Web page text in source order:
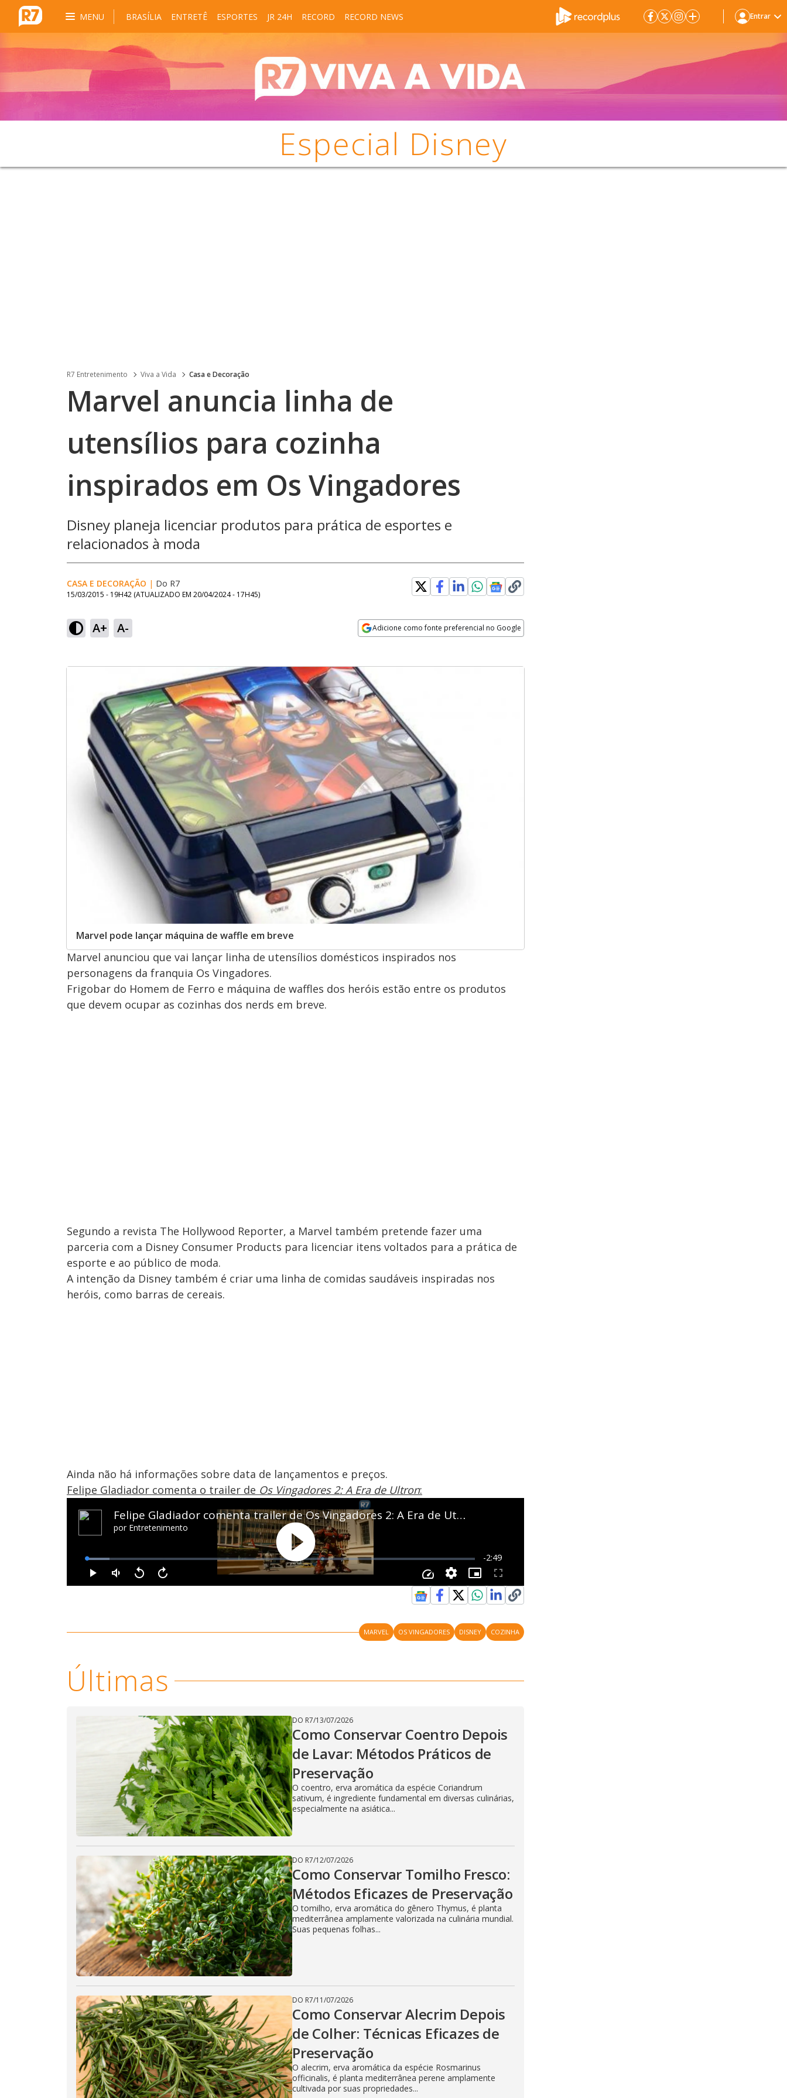
MENU BRASÍLIA ENTRETÊ ESPORTES JR 24H RECORD RECORD NEWS Entrar
Especial Disney
R7 Entretenimento Viva a Vida Casa e Decoração
Marvel anuncia linha de
utensílios para cozinha
inspirados em Os Vingadores
Disney planeja licenciar produtos para prática de esportes e
relacionados à moda
CASA E DECORAÇÃO | Do R7
15/03/2015 - 19H42 (ATUALIZADO EM 20/04/2024 - 17H45)
A+ A- Adicione como fonte preferencial no Google
Marvel pode lançar máquina de waffle em breve
Marvel anunciou que vai lançar linha de utensílios domésticos inspirados nos
personagens da franquia Os Vingadores.
Frigobar do Homem de Ferro e máquina de waffles dos heróis estão entre os produtos
que devem ocupar as cozinhas dos nerds em breve.
Segundo a revista The Hollywood Reporter, a Marvel também pretende fazer uma
parceria com a Disney Consumer Products para licenciar itens voltados para a prática de
esporte e ao público de moda.
A intenção da Disney também é criar uma linha de comidas saudáveis inspiradas nos
heróis, como barras de cereais.
Ainda não há informações sobre data de lançamentos e preços.
Felipe Gladiador comenta o trailer de Os Vingadores 2: A Era de Ultron:
MARVEL OS VINGADORES DISNEY COZINHA
Últimas
DO R7/13/07/2026
Como Conservar Coentro Depois
de Lavar: Métodos Práticos de
Preservação
O coentro, erva aromática da espécie Coriandrum
sativum, é ingrediente fundamental em diversas culinárias,
especialmente na asiática...
DO R7/12/07/2026
Como Conservar Tomilho Fresco:
Métodos Eficazes de Preservação
O tomilho, erva aromática do gênero Thymus, é planta
mediterrânea amplamente valorizada na culinária mundial.
Suas pequenas folhas...
DO R7/11/07/2026
Como Conservar Alecrim Depois
de Colher: Técnicas Eficazes de
Preservação
O alecrim, erva aromática da espécie Rosmarinus
officinalis, é planta mediterrânea perene amplamente
cultivada por suas propriedades...